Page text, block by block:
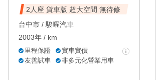
2人座 貨車版 超大空間 無待修
台中市 / 駿曜汽車
2003年 / km
里程保證
實車實價
友善試車
非多元化營業用車